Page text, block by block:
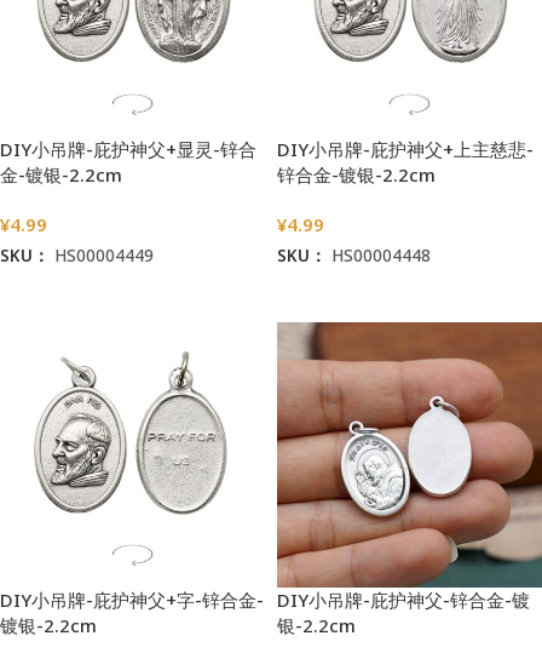
DIY小吊牌-庇护神父+显灵-锌合
金-镀银-2.2cm
¥4.99
SKU： HS00004449
DIY小吊牌-庇护神父+上主慈悲-
锌合金-镀银-2.2cm
¥4.99
SKU： HS00004448
DIY小吊牌-庇护神父+字-锌合金-
镀银-2.2cm
DIY小吊牌-庇护神父-锌合金-镀
银-2.2cm